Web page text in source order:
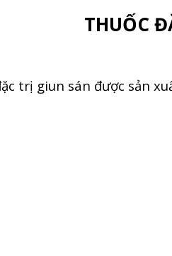
THUỐC
trị giun sán được